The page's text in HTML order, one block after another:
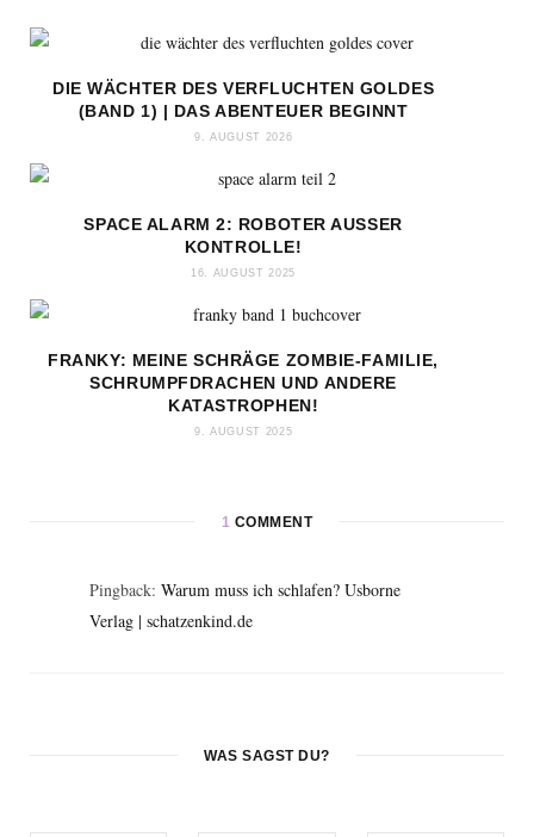
DIE WÄCHTER DES VERFLUCHTEN GOLDES
(BAND 1) | DAS ABENTEUER BEGINNT
9. AUGUST 2026
SPACE ALARM 2: ROBOTER AUSSER K
ONTROLLE!
16. AUGUST 2025
FRANKY: MEINE SCHRÄGE ZOMBIE-FAMILIE,
SCHRUMPFDRACHEN UND ANDERE
KATASTROPHEN!
9. AUGUST 2025
1 COMMENT
Pingback: Warum muss ich schlafen? Usborne
Verlag | schatzenkind.de
WAS SAGST DU?